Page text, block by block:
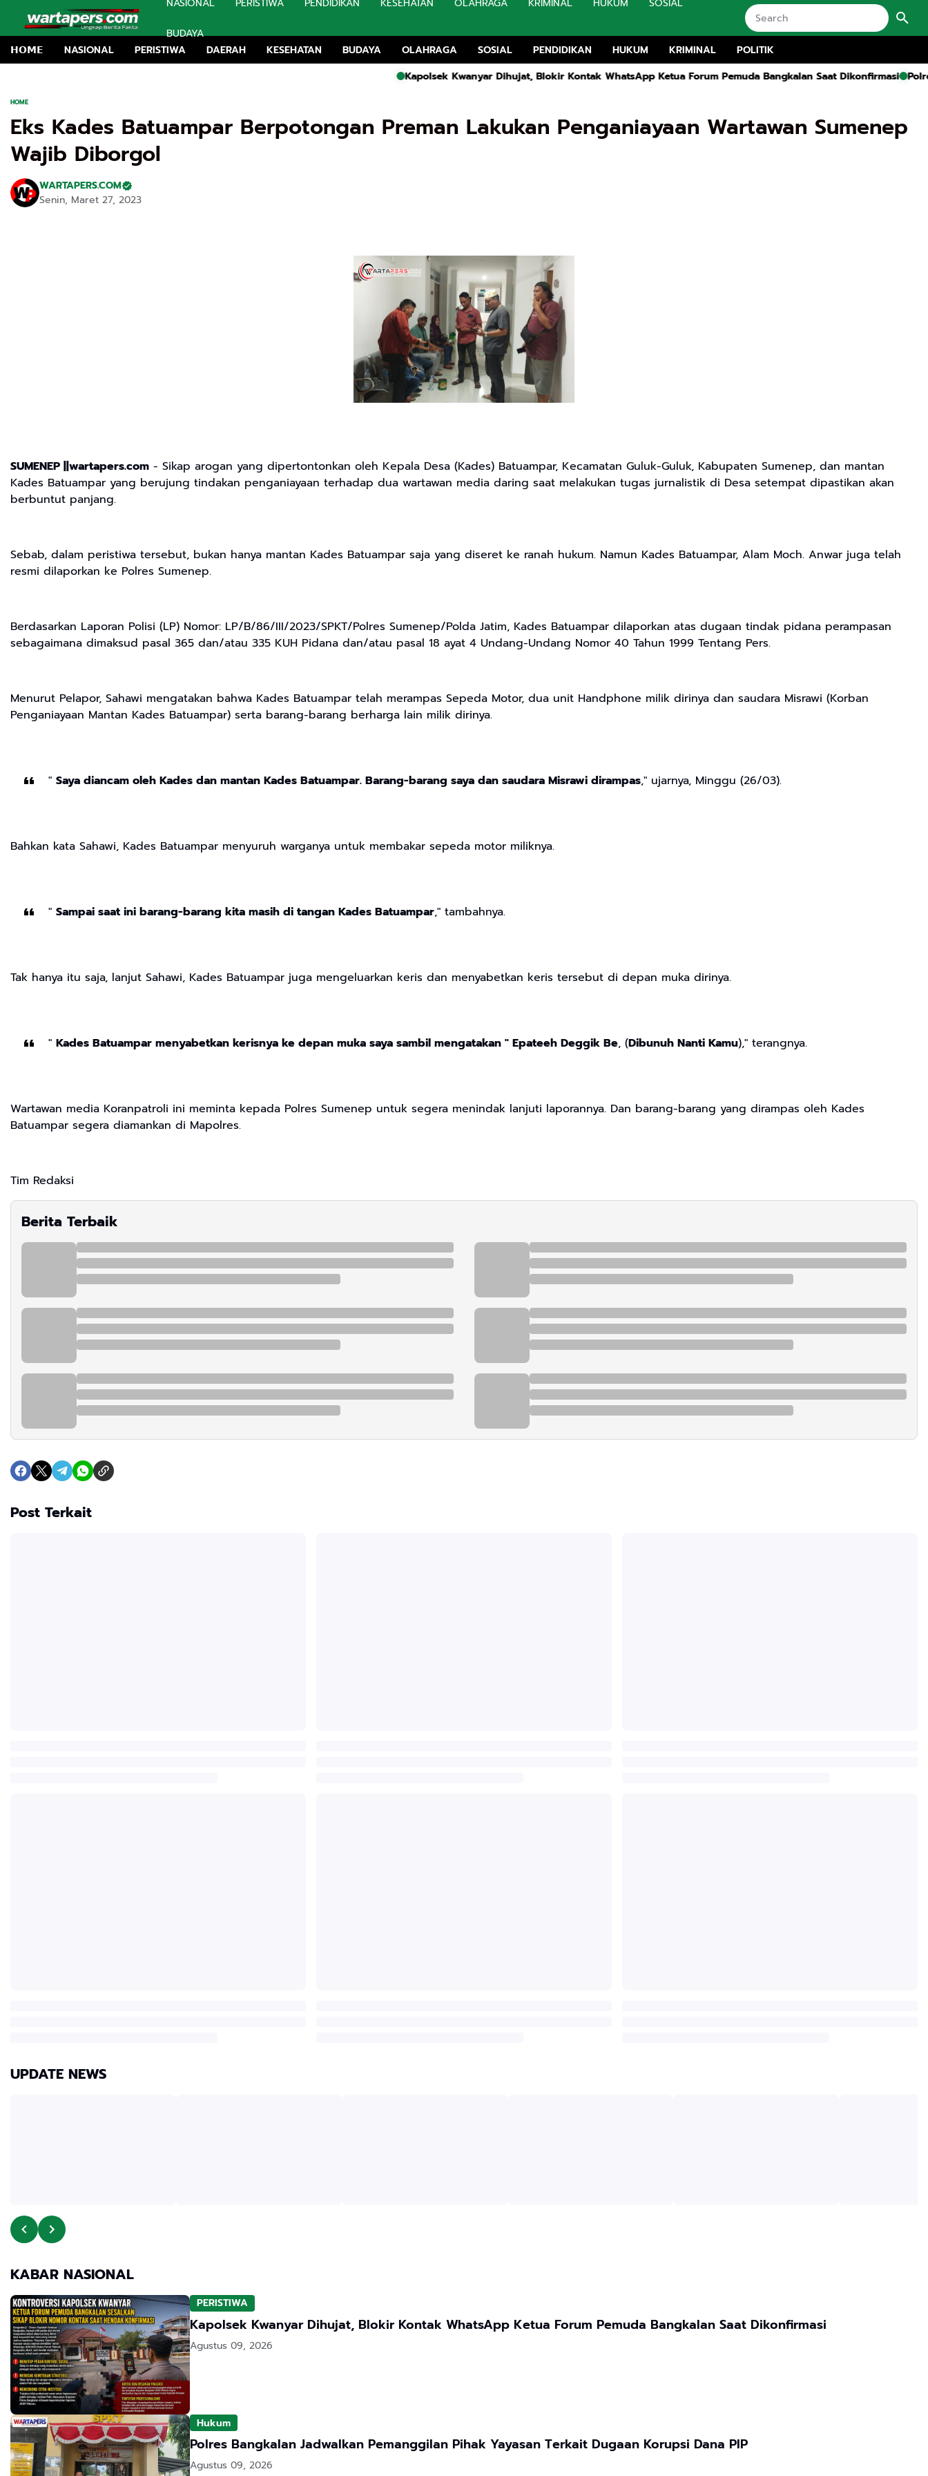
BUDAYA
𝗛𝗢𝗠𝗘
NASIONAL PERISTIWA DAERAH KESEHATAN BUDAYA OLAHRAGA SOSIAL PENDIDIKAN HUKUM KRIMINAL
POLITIK
Kapolsek Kwanyar Dihujat, Blokir Kontak WhatsApp Ketua Forum Pemuda Bangkalan Saat Dikonfirmasi Polres
HOME
Eks Kades Batuampar Berpotongan Preman Lakukan Penganiayaan Wartawan Sumenep
Wajib Diborgol
WARTAPERS.COM
Senin, Maret 27, 2023
SUMENEP ||wartapers.com - Sikap arogan yang dipertontonkan oleh Kepala Desa (Kades) Batuampar, Kecamatan Guluk-Guluk, Kabupaten Sumenep, dan mantan
Kades Batuampar yang berujung tindakan penganiayaan terhadap dua wartawan media daring saat melakukan tugas jurnalistik di Desa setempat dipastikan akan
berbuntut panjang.
Sebab, dalam peristiwa tersebut, bukan hanya mantan Kades Batuampar saja yang diseret ke ranah hukum. Namun Kades Batuampar, Alam Moch. Anwar juga telah
resmi dilaporkan ke Polres Sumenep.
Berdasarkan Laporan Polisi (LP) Nomor: LP/B/86/III/2023/SPKT/Polres Sumenep/Polda Jatim, Kades Batuampar dilaporkan atas dugaan tindak pidana perampasan
sebagaimana dimaksud pasal 365 dan/atau 335 KUH Pidana dan/atau pasal 18 ayat 4 Undang-Undang Nomor 40 Tahun 1999 Tentang Pers.
Menurut Pelapor, Sahawi mengatakan bahwa Kades Batuampar telah merampas Sepeda Motor, dua unit Handphone milik dirinya dan saudara Misrawi (Korban
Penganiayaan Mantan Kades Batuampar) serta barang-barang berharga lain milik dirinya.
" Saya diancam oleh Kades dan mantan Kades Batuampar. Barang-barang saya dan saudara Misrawi dirampas," ujarnya, Minggu (26/03).
Bahkan kata Sahawi, Kades Batuampar menyuruh warganya untuk membakar sepeda motor miliknya.
" Sampai saat ini barang-barang kita masih di tangan Kades Batuampar," tambahnya.
Tak hanya itu saja, lanjut Sahawi, Kades Batuampar juga mengeluarkan keris dan menyabetkan keris tersebut di depan muka dirinya.
" Kades Batuampar menyabetkan kerisnya ke depan muka saya sambil mengatakan " Epateeh Deggik Be, (Dibunuh Nanti Kamu)," terangnya.
Wartawan media Koranpatroli ini meminta kepada Polres Sumenep untuk segera menindak lanjuti laporannya. Dan barang-barang yang dirampas oleh Kades
Batuampar segera diamankan di Mapolres.
Tim Redaksi
Berita Terbaik
Post Terkait
UPDATE NEWS
KABAR NASIONAL
PERISTIWA
Kapolsek Kwanyar Dihujat, Blokir Kontak WhatsApp Ketua Forum Pemuda Bangkalan Saat Dikonfirmasi
Agustus 09, 2026
Hukum
Polres Bangkalan Jadwalkan Pemanggilan Pihak Yayasan Terkait Dugaan Korupsi Dana PIP
Agustus 09, 2026